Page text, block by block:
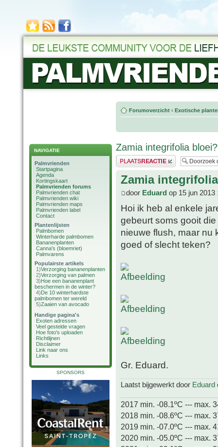
NAVIGATIE
Palmvrienden
Startpagina
Agenda
Kortingskaart
Palmvrienden forums
Palmvrienden chat
Palmvrienden wiki
Palmvrienden maps
Palmvrienden label
Contact
Plantenlijsten
Palmbomen
Winterharde palmbomen
Bananenplanten
Canna's (bloemriet)
Palmvarens
Populairste artikels
1)Verzorging bananenplanten
2)Verzorging van palmen
3)Hoe een bananenplant
beschermen in de winter?
4)De 10 winterhardste
palmbomen ter wereld
5)Zaaien van avocado
Handige pagina's
Exoten adressen
Veel gestelde vragen
Hoe foto's uploaden
Richtlijnen
Disclaimer
Link naar ons
Links
SPONSORS
Forumoverzicht ‹ Exotische
Zamia integrifolia bloei?
Plaats een reactie
Zamia
door Eduard op 15 jun 2013
Hoi ik heb al enkele
gebeurt soms gooit
nieuwe flush, maar nu
goed of slecht teken?
Gr. Eduard.
Laatst bijgewerkt door Eduard
2017 min. -08.1ºC --- max.
2018 min. -08.6ºC --- max.
2019 min. -07.0ºC --- max.
2020 min. -05.0ºC --- max.